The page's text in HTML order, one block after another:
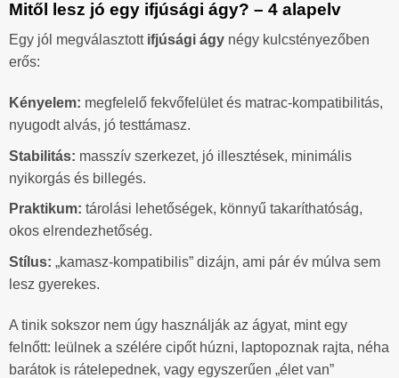
Mitől lesz jó egy ifjúsági ágy? – 4 alapelv
Egy jól megválasztott ifjúsági ágy négy kulcstényezőben
erős:
Kényelem: megfelelő fekvőfelület és matrac-kompatibilitás,
nyugodt alvás, jó testtámasz.
Stabilitás: masszív szerkezet, jó illesztések, minimális
nyikorgás és billegés.
Praktikum: tárolási lehetőségek, könnyű takaríthatóság,
okos elrendezhetőség.
Stílus: „kamasz-kompatibilis” dizájn, ami pár év múlva sem
lesz gyerekes.
A tinik sokszor nem úgy használják az ágyat, mint egy
felnőtt: leülnek a szélére cipőt húzni, laptopoznak rajta, néha
barátok is rátelepednek, vagy egyszerűen „élet van”